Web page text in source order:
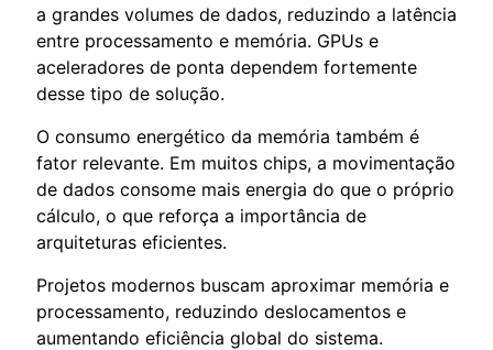
a grandes volumes de dados, reduzindo a latência
entre processamento e memória. GPUs e
aceleradores de ponta dependem fortemente
desse tipo de solução.
O consumo energético da memória também é
fator relevante. Em muitos chips, a movimentação
de dados consome mais energia do que o próprio
cálculo, o que reforça a importância de
arquiteturas eficientes.
Projetos modernos buscam aproximar memória e
processamento, reduzindo deslocamentos e
aumentando eficiência global do sistema.